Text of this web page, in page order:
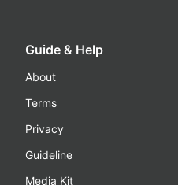
Guide & Help
About
Terms
Privacy
Guideline
Media Kit